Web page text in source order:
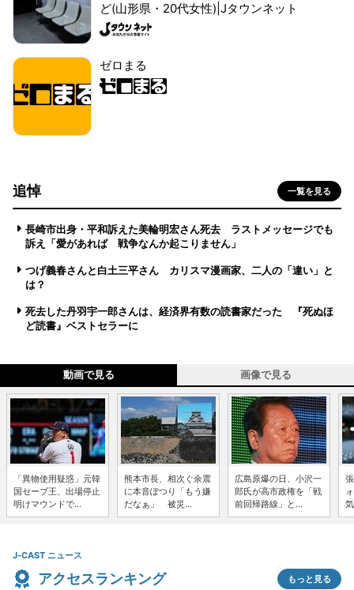
ど(山形県・20代女性)|Jタウンネット
ゼロまる
追悼 一覧を見る
長崎市出身・平和訴えた美輪明宏さん死去 ラストメッセージでも
訴え「愛があれば 戦争なんか起こりません」
つげ義春さんと白土三平さん カリスマ漫画家、二人の「違い」と
は？
死去した丹羽宇一郎さんは、経済界有数の読書家だった 『死ぬほ
ど読書』ベストセラーに
動画で見る 画像で見る
「異物使用疑惑」元韓
国セーブ王、出場停止
明けマウンドで...
熊本市長、相次ぐ余震
に本音ぽつり「もう嫌
だなぁ」 被災...
広島原爆の日、小沢一
郎氏が高市政権を「戦
前回帰路線」と...
J-CAST ニュース
アクセスランキング もっと見る